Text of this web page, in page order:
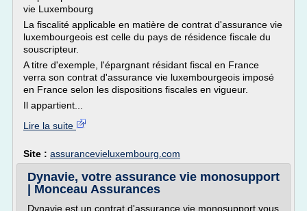
vie Luxembourg
La fiscalité applicable en matière de contrat d'assurance vie
luxembourgeois est celle du pays de résidence fiscale du
souscripteur.
A titre d'exemple, l'épargnant résidant fiscal en France
verra son contrat d'assurance vie luxembourgeois imposé
en France selon les dispositions fiscales en vigueur.
Il appartient...
Lire la suite
Site : assurancevieluxembourg.com
Dynavie, votre assurance vie monosupport
| Monceau Assurances
Dynavie est un contrat d'assurance vie monosupport vous